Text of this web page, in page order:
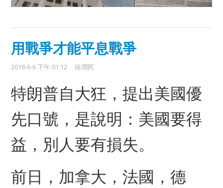
用戰爭才能平息戰爭
2018-6-6 下午 01:12 徐潤民
特朗普自大狂，提出美國優
先口號，是說明：美國要得
益，別人要有損失。
前日，加拿大，法國，德